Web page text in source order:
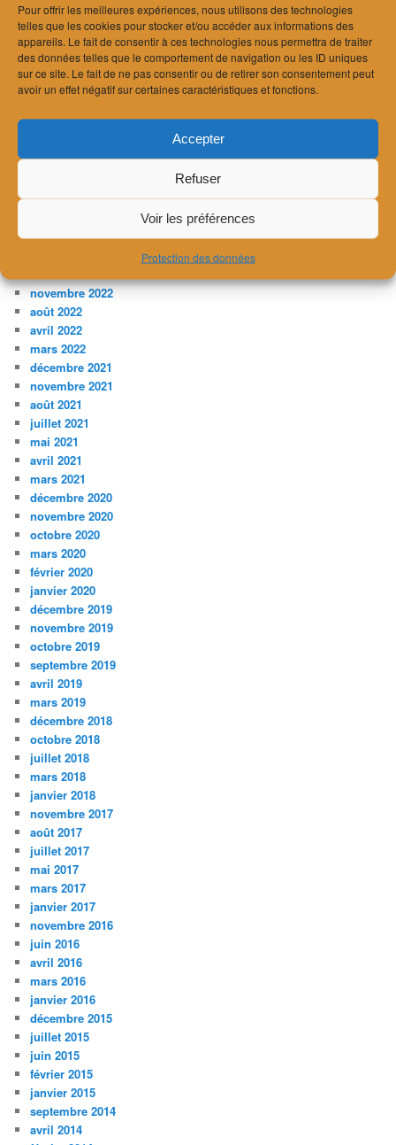
Pour offrir les meilleures expériences, nous utilisons des technologies
telles que les cookies pour stocker et/ou accéder aux informations des
appareils. Le fait de consentir à ces technologies nous permettra de traiter
des données telles que le comportement de navigation ou les ID uniques
sur ce site. Le fait de ne pas consentir ou de retirer son consentement peut
avoir un effet négatif sur certaines caractéristiques et fonctions.
Accepter
Refuser
Voir les préférences
Protection des données
septembre 2024
août 2024
juillet 2024
juin 2024
avril 2024
décembre 2023
juillet 2023
février 2023
novembre 2022
août 2022
avril 2022
mars 2022
décembre 2021
novembre 2021
août 2021
juillet 2021
mai 2021
avril 2021
mars 2021
décembre 2020
novembre 2020
octobre 2020
mars 2020
février 2020
janvier 2020
décembre 2019
novembre 2019
octobre 2019
septembre 2019
avril 2019
mars 2019
décembre 2018
octobre 2018
juillet 2018
mars 2018
janvier 2018
novembre 2017
août 2017
juillet 2017
mai 2017
mars 2017
janvier 2017
novembre 2016
juin 2016
avril 2016
mars 2016
janvier 2016
décembre 2015
juillet 2015
juin 2015
février 2015
janvier 2015
septembre 2014
avril 2014